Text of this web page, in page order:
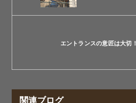
エントランスの意匠は大切！
関連ブログ